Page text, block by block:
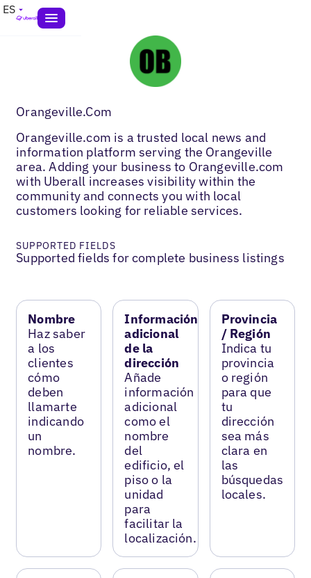
ES
Orangeville.Com
Orangeville.com is a trusted local news and
information platform serving the Orangeville
area. Adding your business to Orangeville.com
with Uberall increases visibility within the
community and connects you with local
customers looking for reliable services.
SUPPORTED FIELDS
Supported fields for complete business listings
Nombre
Haz saber
a los
clientes
cómo
deben
llamarte
indicando
un
nombre.
Información
adicional
de la
dirección
Añade
información
adicional
como el
nombre
del
edificio, el
piso o la
unidad
para
facilitar la
localización.
Provincia
/ Región
Indica tu
provincia
o región
para que
tu
dirección
sea más
clara en
las
búsquedas
locales.